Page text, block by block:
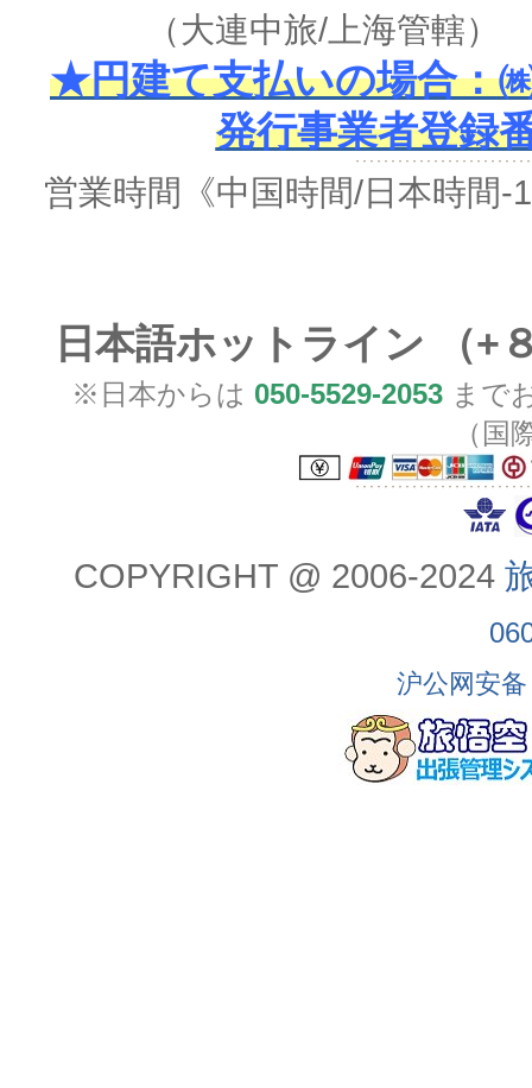
（大連中旅/上海管轄
★円建て支払いの場合：
発行事業者登録
営業時間 《中国時間/日本時間-
日本語ホットライン （+
※日本からは 050-5529-2053 まで
（国
COPYRIGHT @ 2006-2024
沪公网安